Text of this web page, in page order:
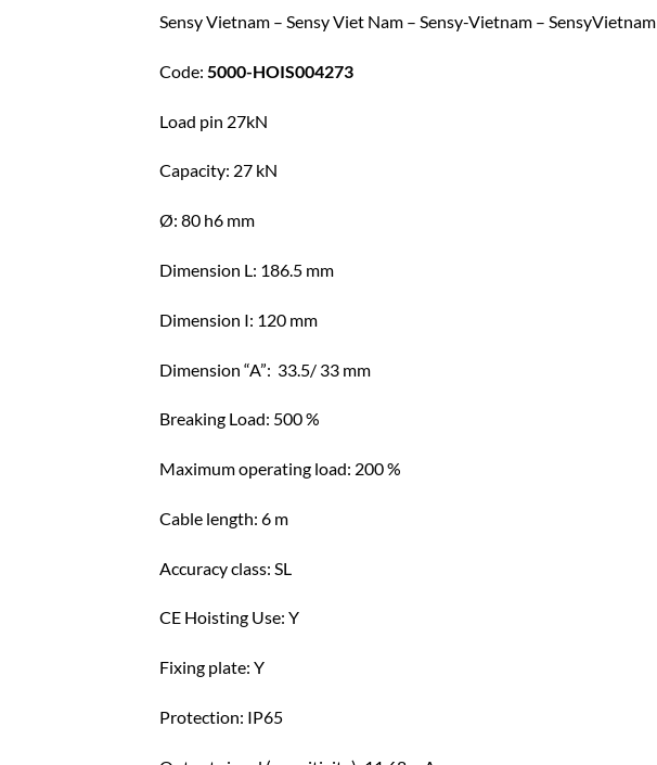
Sensy Vietnam – Sensy Viet Nam – Sensy-Vietnam – SensyVietnam
Code: 5000-HOIS004273
Load pin 27kN
Capacity: 27 kN
Ø: 80 h6 mm
Dimension L: 186.5 mm
Dimension I: 120 mm
Dimension “A”: 33.5/ 33 mm
Breaking Load: 500 %
Maximum operating load: 200 %
Cable length: 6 m
Accuracy class: SL
CE Hoisting Use: Y
Fixing plate: Y
Protection: IP65